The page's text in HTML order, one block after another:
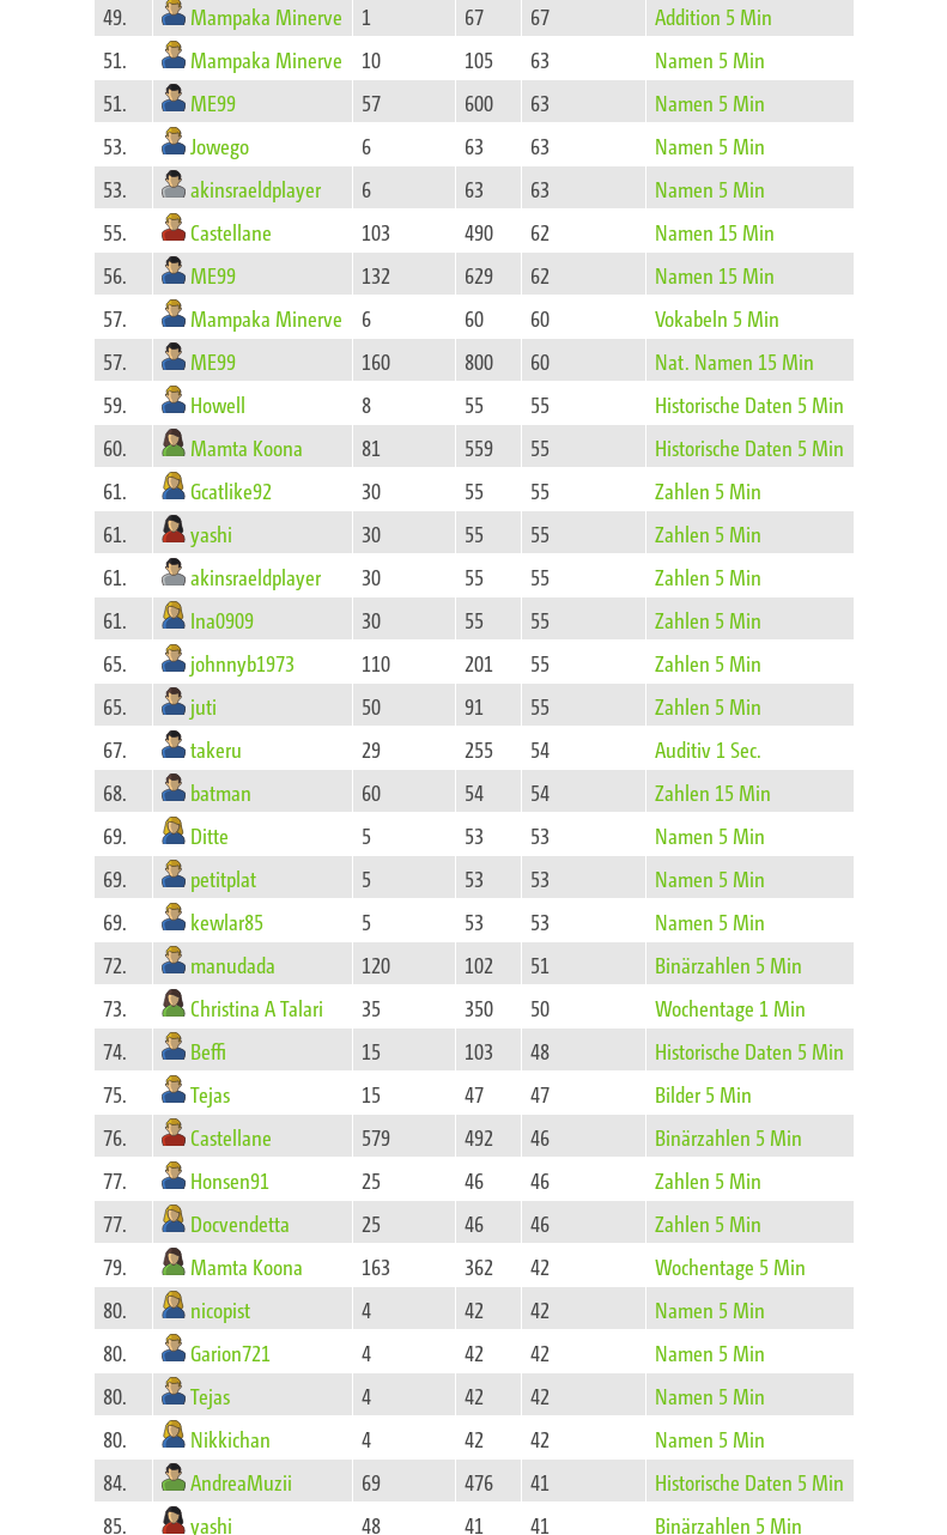
49.
Mampaka Minerve 1 67 67
Addition 5 Min
51.
Mampaka Minerve 10 105 63
Namen 5 Min
51.
ME99 57 600 63
Namen 5 Min
53.
Jowego 6 63 63
Namen 5 Min
53.
akinsraeldplayer 6 63 63
Namen 5 Min
55.
Castellane 103 490 62
Namen 15 Min
56.
ME99 132 629 62
Namen 15 Min
57.
Mampaka Minerve 6 60 60
Vokabeln 5 Min
57.
ME99 160 800 60
Nat. Namen 15 Min
59.
Howell 8 55 55
Historische Daten 5 Min
60.
Mamta Koona 81 559 55
Historische Daten 5 Min
61.
Gcatlike92 30 55 55
Zahlen 5 Min
61.
yashi 30 55 55
Zahlen 5 Min
61.
akinsraeldplayer 30 55 55
Zahlen 5 Min
61.
Ina0909 30 55 55
Zahlen 5 Min
65.
johnnyb1973 110 201 55
Zahlen 5 Min
65.
juti 50 91 55
Zahlen 5 Min
67.
takeru 29 255 54
Auditiv 1 Sec.
68.
batman 60 54 54
Zahlen 15 Min
69.
Ditte 5 53 53
Namen 5 Min
69.
petitplat 5 53 53
Namen 5 Min
69.
kewlar85 5 53 53
Namen 5 Min
72.
manudada 120 102 51
Binärzahlen 5 Min
73.
Christina A Talari 35 350 50
Wochentage 1 Min
74.
Beffi 15 103 48
Historische Daten 5 Min
75.
Tejas 15 47 47
Bilder 5 Min
76.
Castellane 579 492 46
Binärzahlen 5 Min
77.
Honsen91 25 46 46
Zahlen 5 Min
77.
Docvendetta 25 46 46
Zahlen 5 Min
79.
Mamta Koona 163 362 42
Wochentage 5 Min
80.
nicopist 4 42 42
Namen 5 Min
80.
Garion721 4 42 42
Namen 5 Min
80.
Tejas 4 42 42
Namen 5 Min
80.
Nikkichan 4 42 42
Namen 5 Min
84.
AndreaMuzii 69 476 41
Historische Daten 5 Min
85.
yashi 48 41 41 Binärzahlen 5 Min